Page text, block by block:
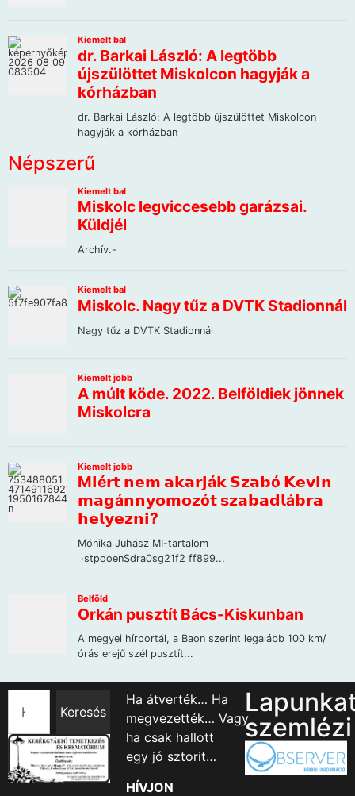
Népszerű
Keresés
Ha átverték… Ha
megvezették… Vagy
ha csak hallott
egy jó sztorit…
HÍVJON
szemlézi